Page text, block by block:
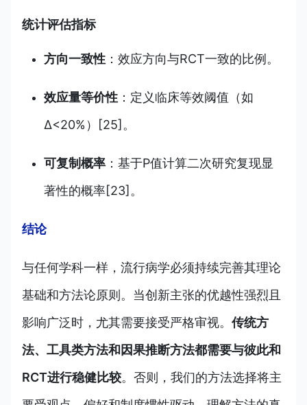
统计评估指标
方向一致性 ：效应方向与RCT一致的比例。
效应量等价性 ：定义临床等效阈值（如
Δ<20%）[25]。
可复制概率 ：基于P值计算二次研究复现显
著性的概率[23]。
结论
与任何学科一样，流行病学必须持续完善其理论
基础和方法论原则。当创新主张的优越性强烈且
影响广泛时，尤其需要接受严格审视。 传统方
法、工具类方法和因果推断方法都需要与彼此和
RCT进行稳健比较。否则，我们的方法选择将主